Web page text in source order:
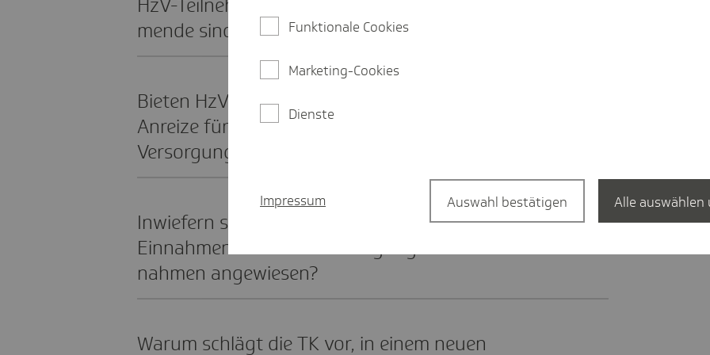
HzV-Teil­neh­mende kränker als Nicht-HzV-Teil­neh­
mende sind?
Bieten HzV-Verträge nicht die Möglich­keit, darin
Anreize für Inno­va­tionen und eine bessere
Versor­gung zu setzen?
Inwie­fern sind Haus­arzt­praxen finan­ziell auf die
Einnahmen durch die Versor­gung von HzV-Teil­
nahmen ange­wie­sen?
Warum schlägt die TK vor, in einem neuen
Funktionale Cookies
Marketing-Cookies
Dienste
Impressum Auswahl bestätigen Alle auswählen